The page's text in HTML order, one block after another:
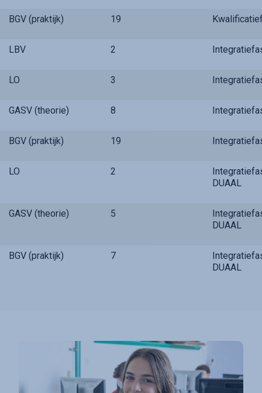
BGV (praktijk) 19
LBV 2
LO 3
GASV (theorie) 8
BGV (praktijk) 19
LO 2
DUAAL
GASV (theorie) 5
DUAAL
BGV (praktijk) 7
DUAAL